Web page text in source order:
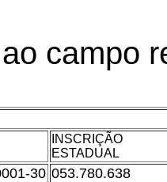
campo
INSCRIÇÃO
ESTADUAL
30 053.780.638